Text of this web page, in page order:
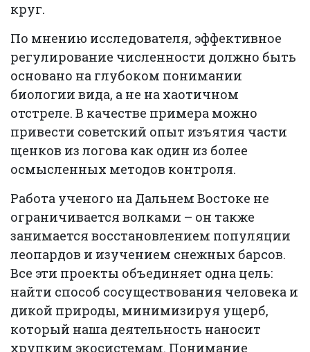
круг.
По мнению исследователя, эффективное
регулирование численности должно быть
основано на глубоком понимании
биологии вида, а не на хаотичном
отстреле. В качестве примера можно
привести советский опыт изъятия части
щенков из логова как один из более
осмысленных методов контроля.
Работа ученого на Дальнем Востоке не
ограничивается волками – он также
занимается восстановлением популяции
леопардов и изучением снежных барсов.
Все эти проекты объединяет одна цель:
найти способ сосуществования человека и
дикой природы, минимизируя ущерб,
который наша деятельность наносит
хрупким экосистемам. Понимание